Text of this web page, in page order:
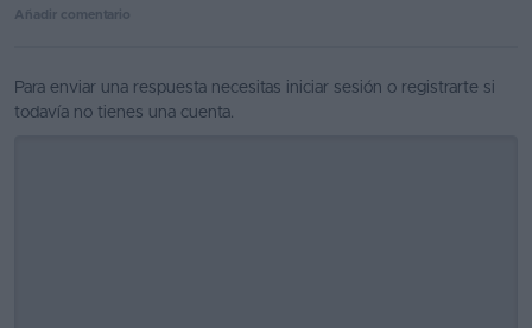
Blog
Añadir comentario
Para enviar una respuesta necesitas iniciar sesión o registrarte si
todavía no tienes una cuenta.